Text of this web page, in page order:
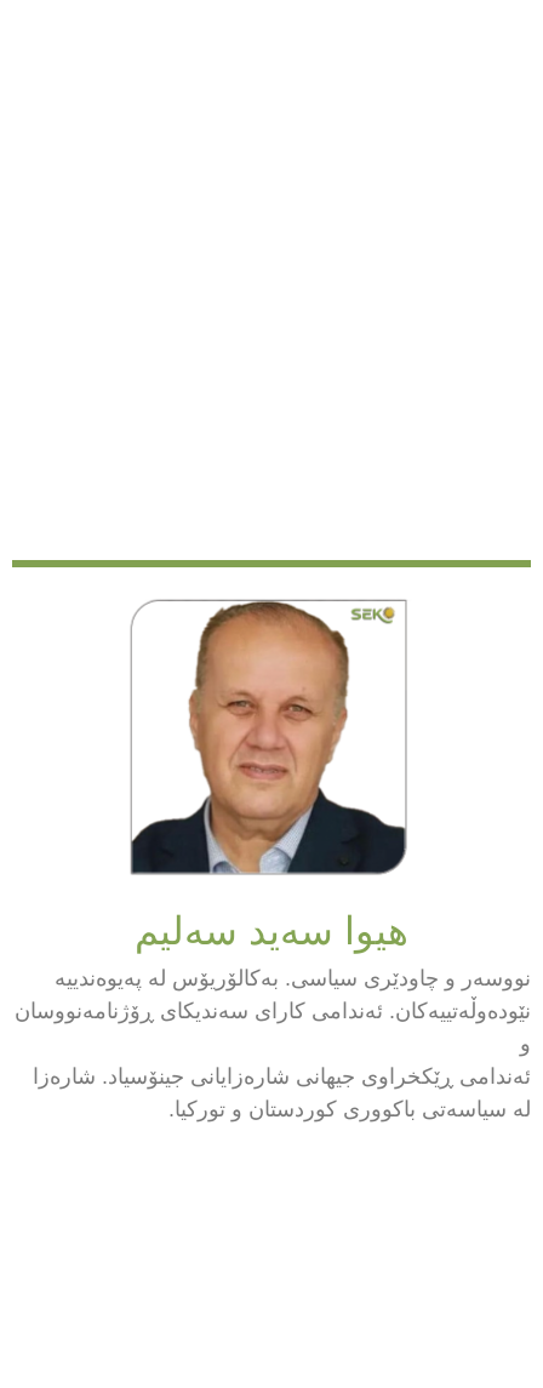
هیوا سەید سەلیم
و چاودێری سیاسی. بەکالۆریۆس لە پەیوەندییە
ئەندامی کارای سەندیکای ڕۆژنامەنووسان
ڕێکخراوی جیهانی شارەزایانی جینۆسیاد. شارەزا
باکووری کوردستان و تورکیا.